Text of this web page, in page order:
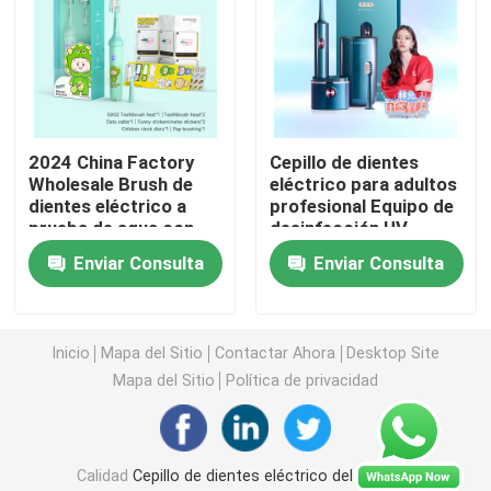
cepillo de dientes eléctrico recargable
Cepillo de dientes eléctrico adulto
Cepillo de dientes eléctrico de los niños
Sonic Electric Toothbrush
2024 China Factory
Wholesale Brush de
dientes eléctrico a
prueba de agua con
temporizador
inteligenteEnviar Consulta
Cepillo de dientes
eléctrico para adultos
profesional Equipo de
desinfección UV
personalizable y
estuche de viaje
Enviar Consulta
Inicio Mapa del Sitio Contactar Ahora
Desktop Site
Mapa del Sitio
Política de privacidad
Calidad Cepillo de dientes eléctrico del cuidado